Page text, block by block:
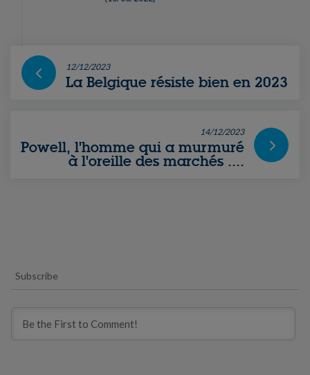
12/12/2023
La Belgique résiste bien en 2023
14/12/2023
Powell, l'homme qui a murmuré
à l'oreille des marchés ....
Subscribe